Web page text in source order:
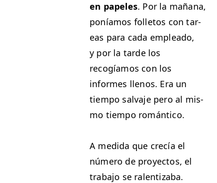
en pape­les. Por la mañana,
poníamos fol­letos con tar­
eas para cada emplea­do,
y por la tarde los
recogíamos con los
informes llenos. Era un
tiem­po sal­va­je pero al mis­
mo tiem­po romántico.
A medi­da que crecía el
número de proyec­tos, el
tra­ba­jo se ralen­ti­z­a­ba.